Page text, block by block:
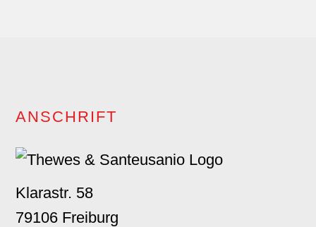
ANSCHRIFT
Klarastr. 58
79106 Freiburg